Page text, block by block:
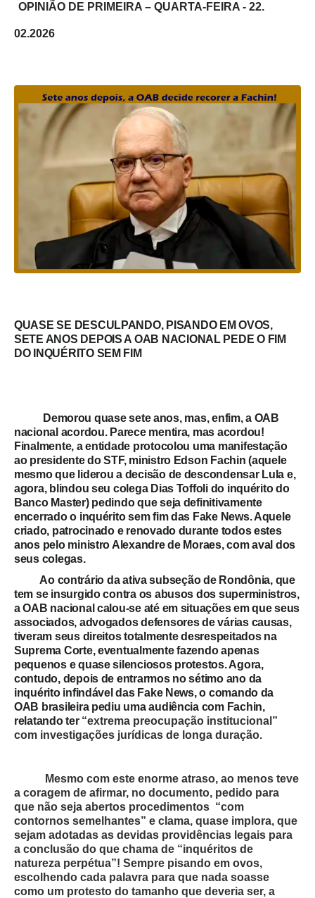
OPINIÃO DE PRIMEIRA – QUARTA-FEIRA - 22.
02.2026
QUASE SE DESCULPANDO, PISANDO EM OVOS,
SETE ANOS DEPOIS A OAB NACIONAL PEDE O FIM
DO INQUÉRITO SEM FIM
Demorou quase sete anos, mas, enfim, a OAB
nacional acordou. Parece mentira, mas acordou!
Finalmente, a entidade protocolou uma manifestação
ao presidente do STF, ministro Edson Fachin (aquele
mesmo que liderou a decisão de descondensar Lula e,
agora, blindou seu colega Dias Toffoli do inquérito do
Banco Master) pedindo que seja definitivamente
encerrado o inquérito sem fim das Fake News. Aquele
criado, patrocinado e renovado durante todos estes
anos pelo ministro Alexandre de Moraes, com aval dos
seus colegas.
Ao contrário da ativa subseção de Rondônia, que
tem se insurgido contra os abusos dos superministros,
a OAB nacional calou-se até em situações em que seus
associados, advogados defensores de várias causas,
tiveram seus direitos totalmente desrespeitados na
Suprema Corte, eventualmente fazendo apenas
pequenos e quase silenciosos protestos. Agora,
contudo, depois de entrarmos no sétimo ano da
inquérito infindável das Fake News, o comando da
OAB brasileira pediu uma audiência com Fachin,
relatando ter “extrema preocupação institucional”
com investigações jurídicas de longa duração.
Mesmo com este enorme atraso, ao menos teve
a coragem de afirmar, no documento, pedido para
que não seja abertos procedimentos “com
contornos semelhantes” e clama, quase implora, que
sejam adotadas as devidas providências legais para
a conclusão do que chama de “inquéritos de
natureza perpétua”! Sempre pisando em ovos,
escolhendo cada palavra para que nada soasse
como um protesto do tamanho que deveria ser, a